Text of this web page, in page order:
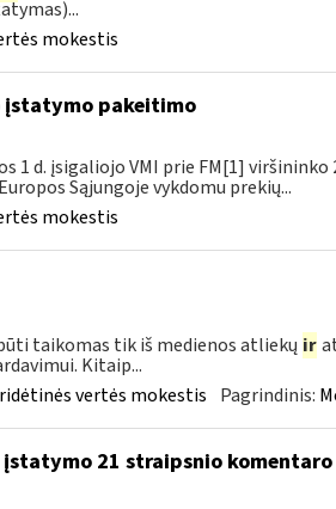
mokestis
įstatymo pakeitimo
1 d. įsigaliojo VMI prie FM[1] viršininko
Sąjungoje vykdomu prekių...
mokestis
taikomas tik iš medienos atliekų ir
Kitaip...
vertės mokestis Pagrindinis:
įstatymo 21 straipsnio